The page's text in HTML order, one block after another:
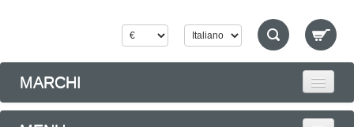
MARCHI